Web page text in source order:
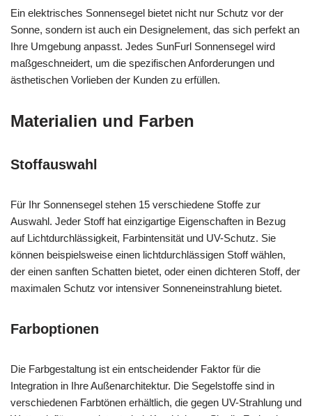
Ein elektrisches Sonnensegel bietet nicht nur Schutz vor der
Sonne, sondern ist auch ein Designelement, das sich perfekt an
Ihre Umgebung anpasst. Jedes SunFurl Sonnensegel wird
maßgeschneidert, um die spezifischen Anforderungen und
ästhetischen Vorlieben der Kunden zu erfüllen.
Materialien und Farben
Stoffauswahl
Für Ihr Sonnensegel stehen 15 verschiedene Stoffe zur
Auswahl. Jeder Stoff hat einzigartige Eigenschaften in Bezug
auf Lichtdurchlässigkeit, Farbintensität und UV-Schutz. Sie
können beispielsweise einen lichtdurchlässigen Stoff wählen,
der einen sanften Schatten bietet, oder einen dichteren Stoff, der
maximalen Schutz vor intensiver Sonneneinstrahlung bietet.
Farboptionen
Die Farbgestaltung ist ein entscheidender Faktor für die
Integration in Ihre Außenarchitektur. Die Segelstoffe sind in
verschiedenen Farbtönen erhältlich, die gegen UV-Strahlung und